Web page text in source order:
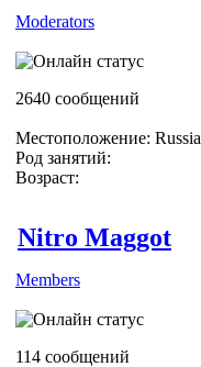
Moderators
2640 сообщений
Местоположение: Russia
Род занятий:
Возраст:
Nitro Maggot
Members
114 сообщений